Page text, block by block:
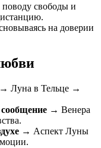
свободы и
на доверии
→ Луна в Тельце →
→ Венера
→ Аспект Луны